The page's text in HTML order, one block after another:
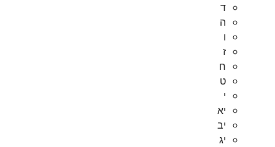
ד
ה
ו
ז
ח
ט
י
יא
יב
יג